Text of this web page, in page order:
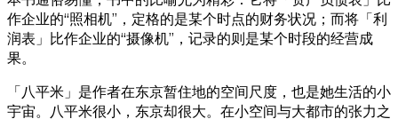
作企业的“照相机”，定格的是某个时点的财务状况；而将「利
润表」比作企业的“摄像机”，记录的则是某个时段的经营成
果。
「八平米」是作者在东京暂住地的空间尺度，也是她生活的小
宇宙。八平米很小，东京却很大。在小空间与大都市的张力之